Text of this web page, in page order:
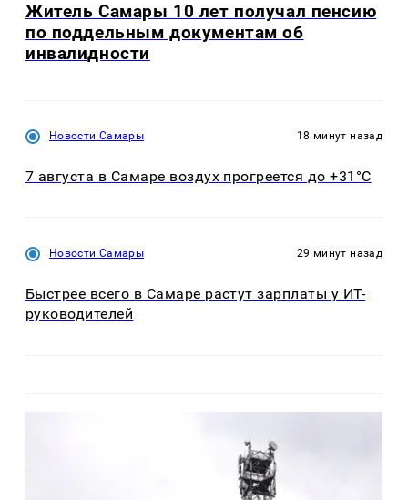
Житель Самары 10 лет получал пенсию
по поддельным документам об
инвалидности
Новости Самары 18 минут назад
7 августа в Самаре воздух прогреется до +31°C
Новости Самары 29 минут назад
Быстрее всего в Самаре растут зарплаты у ИТ-
руководителей